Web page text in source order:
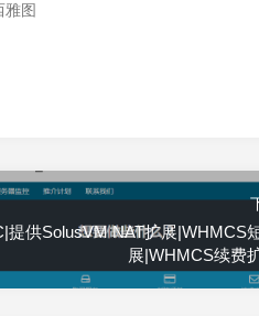
雅图
提供SolusVM NAT扩展|WHMCS
展|WHMCS续费